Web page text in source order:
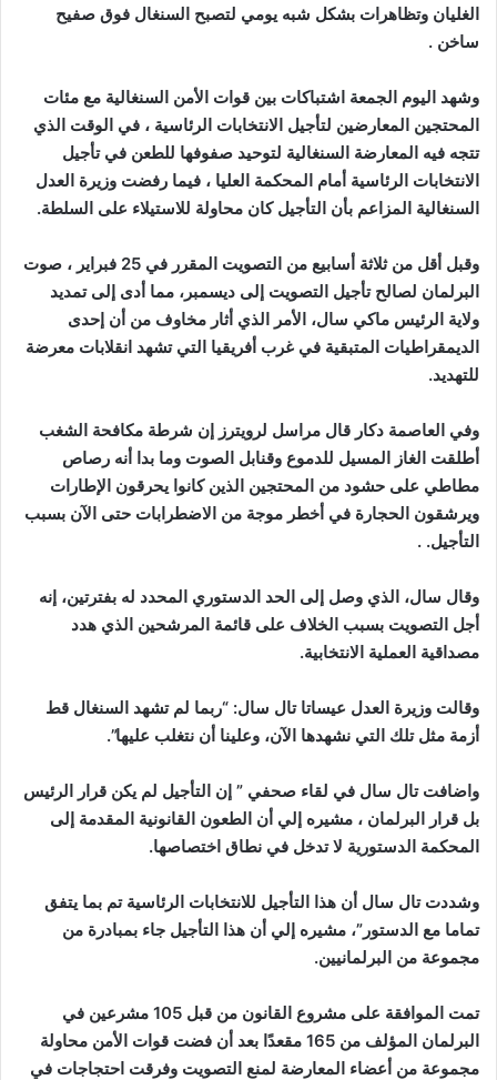
الغليان وتظاهرات بشكل شبه يومي لتصبح السنغال فوق صفيح
ساخن .
وشهد اليوم الجمعة اشتباكات بين قوات الأمن السنغالية مع مئات
المحتجين المعارضين لتأجيل الانتخابات الرئاسية ، في الوقت الذي
تتجه فيه المعارضة السنغالية لتوحيد صفوفها للطعن في تأجيل
الانتخابات الرئاسية أمام المحكمة العليا ، فيما رفضت وزيرة العدل
السنغالية المزاعم بأن التأجيل كان محاولة للاستيلاء على السلطة.
وقبل أقل من ثلاثة أسابيع من التصويت المقرر في 25 فبراير ، صوت
البرلمان لصالح تأجيل التصويت إلى ديسمبر، مما أدى إلى تمديد
ولاية الرئيس ماكي سال، الأمر الذي أثار مخاوف من أن إحدى
الديمقراطيات المتبقية في غرب أفريقيا التي تشهد انقلابات معرضة
للتهديد.
وفي العاصمة دكار قال مراسل لرويترز إن شرطة مكافحة الشغب
أطلقت الغاز المسيل للدموع وقنابل الصوت وما بدا أنه رصاص
مطاطي على حشود من المحتجين الذين كانوا يحرقون الإطارات
ويرشقون الحجارة في أخطر موجة من الاضطرابات حتى الآن بسبب
التأجيل. .
وقال سال، الذي وصل إلى الحد الدستوري المحدد له بفترتين، إنه
أجل التصويت بسبب الخلاف على قائمة المرشحين الذي هدد
مصداقية العملية الانتخابية.
وقالت وزيرة العدل عيساتا تال سال: “ربما لم تشهد السنغال قط
أزمة مثل تلك التي نشهدها الآن، وعلينا أن نتغلب عليها”.
واضافت تال سال في لقاء صحفي ” إن التأجيل لم يكن قرار الرئيس
بل قرار البرلمان ، مشيره إلي أن الطعون القانونية المقدمة إلى
المحكمة الدستورية لا تدخل في نطاق اختصاصها.
وشددت تال سال أن هذا التأجيل للانتخابات الرئاسية تم بما يتفق
تماما مع الدستور”، مشيره إلي أن هذا التأجيل جاء بمبادرة من
مجموعة من البرلمانيين.
تمت الموافقة على مشروع القانون من قبل 105 مشرعين في
البرلمان المؤلف من 165 مقعدًا بعد أن فضت قوات الأمن محاولة
مجموعة من أعضاء المعارضة لمنع التصويت وفرقت احتجاجات في